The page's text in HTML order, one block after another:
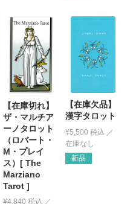
【在庫切れ】
ザ・マルチア
ーノタロット
（ロバート・
M・プレイ
ス）[ The
Marziano
Tarot ]
¥4,840 税込
【在庫欠品】
漢字タロット
¥5,500 税込
新品